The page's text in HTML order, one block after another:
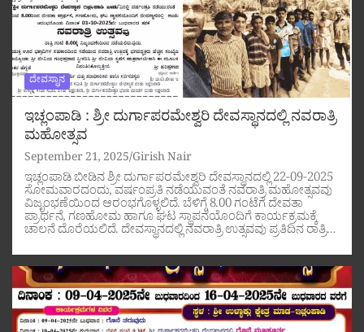
ದೇವಸ್ಥಾನ
ಇಚ್ಲಂಪಾಡಿ : ಶ್ರೀ ದುರ್ಗಾಪರಮೇಶ್ವರಿ ದೇವಸ್ಥಾನದಲ್ಲಿ ನವರಾತ್ರಿ
ಮಹೋತ್ಸವ
September 21, 2025 Girish Nair
ಇಚ್ಲಂಪಾಡಿ ಬೀಡಿನ ಶ್ರೀ ದುರ್ಗಾಪರಮೇಶ್ವರಿ ದೇವಸ್ಥಾನದಲ್ಲಿ 22-09-2025
ಸೋಮವಾರದಂದು, ವರ್ಷಂಪ್ರತಿ ನಡೆಯುವಂತೆ ನವರಾತ್ರಿ ಮಹೋತ್ಸವವು
ವಿಜೃಂಭಣೆಯಿಂದ ಆರಂಭಗೊಳ್ಳಲಿದೆ. ಬೆಳಿಗ್ಗೆ 8.00 ಗಂಟೆಗೆ ದೇವತಾ
ಪ್ರಾರ್ಥನೆ, ಗಣಹೋಮ ಹಾಗೂ ಘಟ ಸ್ಥಾಪನೆಯೊಂದಿಗೆ ಕಾರ್ಯಕ್ರಮಕ್ಕೆ
ಚಾಲನೆ ದೊರೆಯಲಿದೆ. ದೇವಸ್ಥಾನದಲ್ಲಿ ನವರಾತ್ರಿ ಉತ್ಸವವು ಪ್ರತಿದಿನ ರಾತ್ರಿ…